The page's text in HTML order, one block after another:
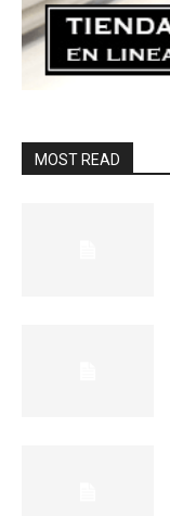
MOST READ